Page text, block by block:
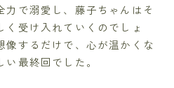
で溺愛し、藤子ちゃんはそ
受け入れていくのでしょ
像するだけで、心が温かくな
最終回でした。